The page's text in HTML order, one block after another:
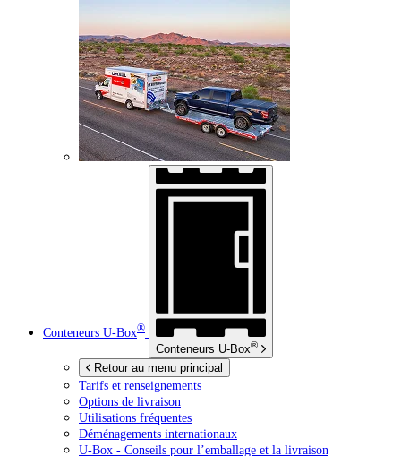
Conteneurs U-Box®
Conteneurs U-Box®
Retour au menu principal
Tarifs et renseignements
Options de livraison
Utilisations fréquentes
Déménagements internationaux
U-Box - Conseils pour l’emballage et la livraison